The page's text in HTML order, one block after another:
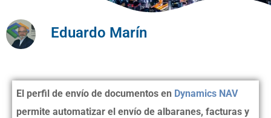
Eduardo Marín
El perfil de envío de documentos en Dynamics NAV
permite automatizar el envío de albaranes, facturas y